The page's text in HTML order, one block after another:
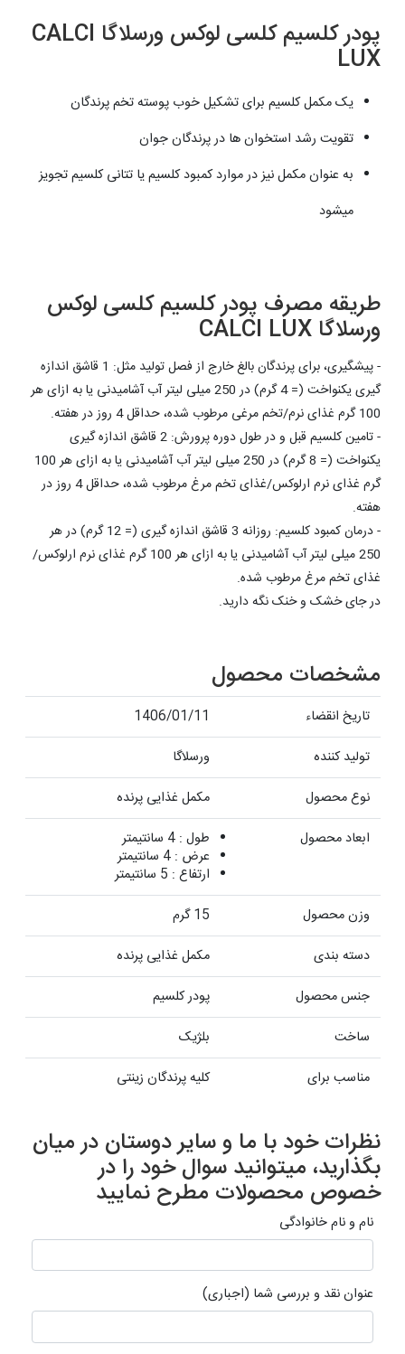
پودر کلسیم کلسی لوکس ورسلاگا CALCI
LUX
یک مکمل کلسیم برای تشکیل خوب پوسته تخم پرندگان
تقویت رشد استخوان ها در پرندگان جوان
به عنوان مکمل نیز در موارد کمبود کلسیم یا تتانی کلسیم تجویز
میشود
طریقه مصرف پودر کلسیم کلسی لوکس
ورسلاگا CALCI LUX
- پیشگیری، برای پرندگان بالغ خارج از فصل تولید مثل: 1 قاشق اندازه
گیری یکنواخت (= 4 گرم) در 250 میلی لیتر آب آشامیدنی یا به ازای هر
100 گرم غذای نرم/تخم مرغی مرطوب شده، حداقل 4 روز در هفته.
- تامین کلسیم قبل و در طول دوره پرورش: 2 قاشق اندازه گیری
یکنواخت (= 8 گرم) در 250 میلی لیتر آب آشامیدنی یا به ازای هر 100
گرم غذای نرم ارلوکس/غذای تخم مرغ مرطوب شده، حداقل 4 روز در
هفته.
- درمان کمبود کلسیم: روزانه 3 قاشق اندازه گیری (= 12 گرم) در هر
250 میلی لیتر آب آشامیدنی یا به ازای هر 100 گرم غذای نرم ارلوکس/
غذای تخم مرغ مرطوب شده.
در جای خشک و خنک نگه دارید.
مشخصات محصول
تاریخ انقضاء
1406/01/11
تولید کننده
ورسلاگا
نوع محصول
مکمل غذایی پرنده
ابعاد محصول
طول : 4 سانتیمتر
عرض : 4 سانتیمتر
ارتفاع : 5 سانتیمتر
وزن محصول
15 گرم
دسته بندی
مکمل غذایی پرنده
جنس محصول
پودر کلسیم
ساخت
بلژیک
مناسب برای
کلیه پرندگان زینتی
نظرات خود با ما و سایر دوستان در میان
بگذارید، میتوانید سوال خود را در
خصوص محصولات مطرح نمایید
نام و نام خانوادگی
عنوان نقد و بررسی شما (اجباری)